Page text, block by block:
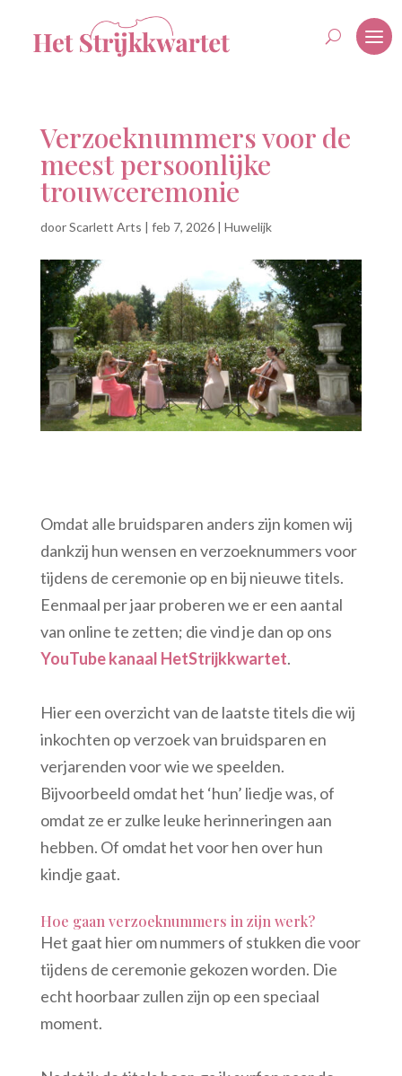
Verzoeknummers voor de
meest persoonlijke
trouwceremonie
doorScarlett Arts | feb 7, 2026| Huwelijk
Omdat alle bruidsparen anders zijn komen wij
dankzij hun wensen en verzoeknummers voor
tijdens de ceremonie op en bij nieuwe titels.
Eenmaal per jaar proberen we er een aantal
van online te zetten; die vind je dan op ons
YouTube kanaal HetStrijkkwartet.
Hier een overzicht van de laatste titels die wij
inkochten op verzoek van bruidsparen en
verjarenden voor wie we speelden.
Bijvoorbeeld omdat het ‘hun’ liedje was, of
omdat ze er zulke leuke herinneringen aan
hebben. Of omdat het voor hen over hun
kindje gaat.
Hoe gaan verzoeknummers in zijn werk?
Het gaat hier om nummers of stukken die voor
tijdens de ceremonie gekozen worden. Die
echt hoorbaar zullen zijn op een speciaal
moment.